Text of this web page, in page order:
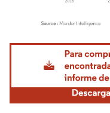
Imagen © Mordor Intelligence.